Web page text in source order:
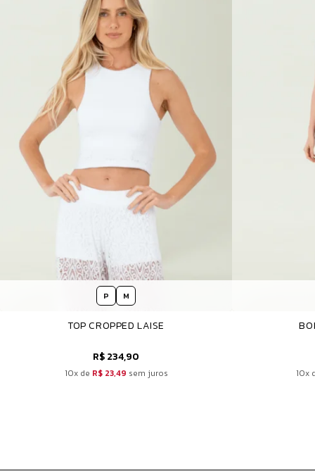
P M
TOP CROPPED LAISE
R$ 234,90
10x de R$ 23,49 sem juros 10x